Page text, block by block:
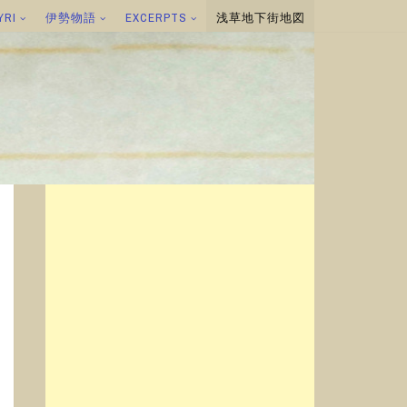
伊勢物語 EXCERPTS 浅草地下街地図